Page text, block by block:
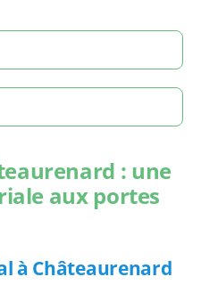
: une
aux portes
à Châteaurenard